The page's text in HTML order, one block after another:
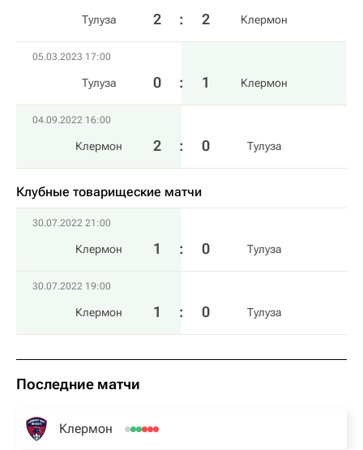
Тулуза 2 : 2 Клермон
05.03.2023 17:00
Тулуза 0 : 1 Клермон
04.09.2022 16:00
Клермон 2 : 0 Тулуза
Клубные товарищеские матчи
30.07.2022 21:00
Клермон 1 : 0 Тулуза
30.07.2022 19:00
Клермон 1 : 0 Тулуза
Последние матчи
Клермон